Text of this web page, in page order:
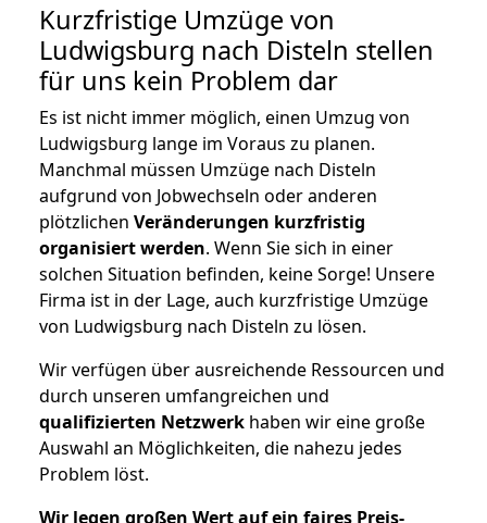
Kurzfristige Umzüge von
Ludwigsburg nach Disteln stellen
für uns kein Problem dar
Es ist nicht immer möglich, einen Umzug von
Ludwigsburg lange im Voraus zu planen.
Manchmal müssen Umzüge nach Disteln
aufgrund von Jobwechseln oder anderen
plötzlichen Veränderungen kurzfristig
organisiert werden. Wenn Sie sich in einer
solchen Situation befinden, keine Sorge! Unsere
Firma ist in der Lage, auch kurzfristige Umzüge
von Ludwigsburg nach Disteln zu lösen.
Wir verfügen über ausreichende Ressourcen und
durch unseren umfangreichen und
qualifizierten Netzwerk haben wir eine große
Auswahl an Möglichkeiten, die nahezu jedes
Problem löst.
Wir legen großen Wert auf ein faires Preis-